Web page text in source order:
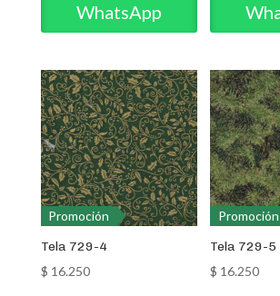
WhatsApp
Promoción
Tela 729-4
$ 16.250
Promoción
Tela 729-5
$ 16.250